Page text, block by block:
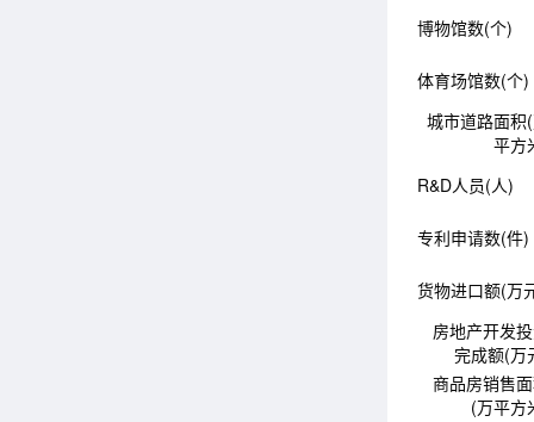
博物馆数(个)
体育场馆数(个)
城市道路面积
平方
R&D人员(人)
专利申请数(件)
货物进口额(万
房地产开发
完成额(万
商品房销售
(万平方